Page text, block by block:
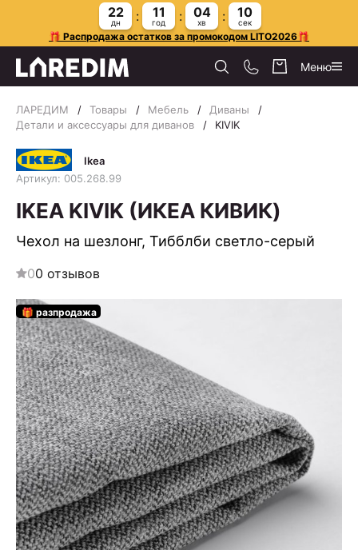
22
дн
11
год
04
хв
09
сек
🎁 Распродажа остатков за промокодом LITO2026🎁
Меню
ЛАРЕДИМ Товары Мебель
Диваны
Детали и аксессуары для диванов
KIVIK
Ikea
Артикул: 005.268.99
IKEA KIVIK (ИКЕА КИВИК)
Чехол на шезлонг, Тибблби светло-серый
00 отзывов
🎁 разпродажа